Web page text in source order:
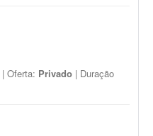
| Oferta: Privado | Duração